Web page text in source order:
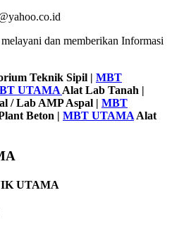
dan memberikan Informasi
Teknik Sipil | MBT
UTAMA Alat Lab Tanah |
/ Lab AMP Aspal | MBT
Beton | MBT UTAMA Alat
UTAMA